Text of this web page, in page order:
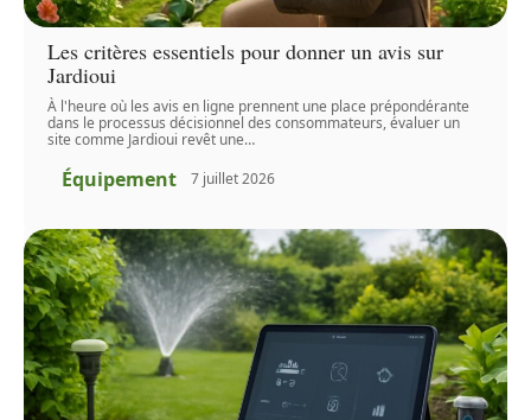
Les critères essentiels pour donner un avis sur
Jardioui
À l'heure où les avis en ligne prennent une place prépondérante
dans le processus décisionnel des consommateurs, évaluer un
site comme Jardioui revêt une…
Équipement 7 juillet 2026